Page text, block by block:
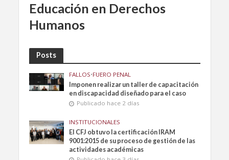
Educación en Derechos
Humanos
Posts
FALLOS•FUERO PENAL
Imponen realizar un taller de capacitación
en discapacidad diseñado para el caso
Publicado hace 2 días
INSTITUCIONALES
El CFJ obtuvo la certificación IRAM
9001:2015 de su proceso de gestión de las
actividades académicas